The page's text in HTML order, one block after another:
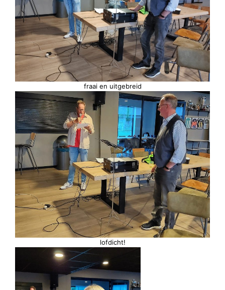
fraai en uitgebreid
lofdicht!